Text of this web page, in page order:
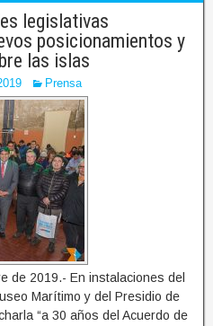
legislativas
posicionamientos y
las islas
Prensa
de 2019.- En instalaciones del
Marítimo y del Presidio de
“a 30 años del Acuerdo de